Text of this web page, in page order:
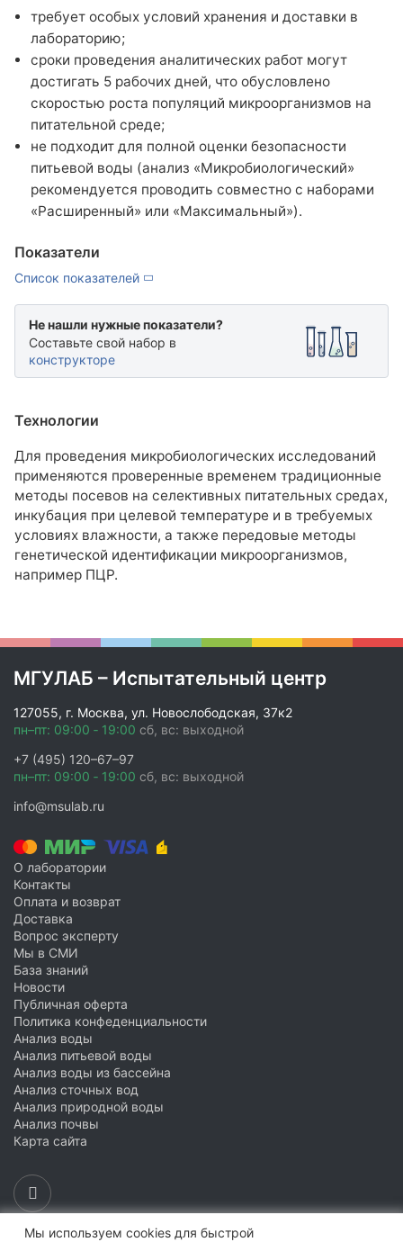
Мы в СМИ
База знаний
Новости
Условия работы и сотрудничества
Подтверждающие документы
Доставка
Оплата и возврат
Акции
Публичная оферта
Политика конфиденциальности
Вакансии
требует особых условий хранения и доставки в
лабораторию;
сроки проведения аналитических работ могут
достигать 5 рабочих дней, что обусловлено
скоростью роста популяций микроорганизмов на
питательной среде;
не подходит для полной оценки безопасности
питьевой воды (анализ «Микробиологический»
рекомендуется проводить совместно с наборами
«Расширенный» или «Максимальный»).
Показатели
Список показателей
Не нашли нужные показатели?
Составьте свой набор в
конструкторе
Технологии
Для проведения микробиологических исследований
применяются проверенные временем традиционные
методы посевов на селективных питательных средах,
инкубация при целевой температуре и в требуемых
условиях влажности, а также передовые методы
генетической идентификации микроорганизмов,
например ПЦР.
МГУЛАБ – Испытательный центр
127055, г. Москва, ул. Новослободская, 37к2
пн–пт: 09:00 ‑ 19:00 сб, вс: выходной
+7 (495) 120–67–97
пн–пт: 09:00 ‑ 19:00 сб, вс: выходной
info@msulab.ru
О лаборатории
Контакты
Оплата и возврат
Доставка
Вопрос эксперту
Мы в СМИ
База знаний
Новости
Публичная оферта
Политика конфеденциальности
Анализ воды
Анализ питьевой воды
Анализ воды из бассейна
Анализ сточных вод
Анализ природной воды
Анализ почвы
Карта сайта
Мы используем cookies для быстрой